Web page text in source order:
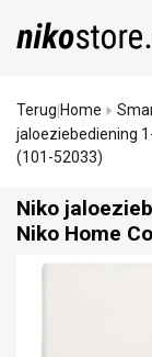
Terug Home
jaloeziebediening
(101-52033)
Niko
Niko Home